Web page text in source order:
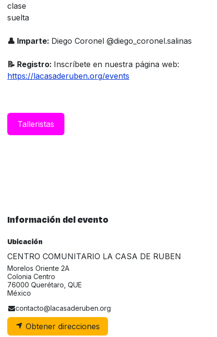
clase
suelta
👤 Imparte: Diego Coronel @diego_coronel.salinas
📝 Registro: Inscríbete en nuestra página web:
https://lacasaderuben.org/events
Taller​ist​​​​as
Información del evento
Ubicación
CENTRO COMUNITARIO LA CASA DE RUBEN
Morelos Oriente 2A
Colonia Centro
76000 Querétaro, QUE
México
contacto@lacasaderuben.org
Obtener direcciones